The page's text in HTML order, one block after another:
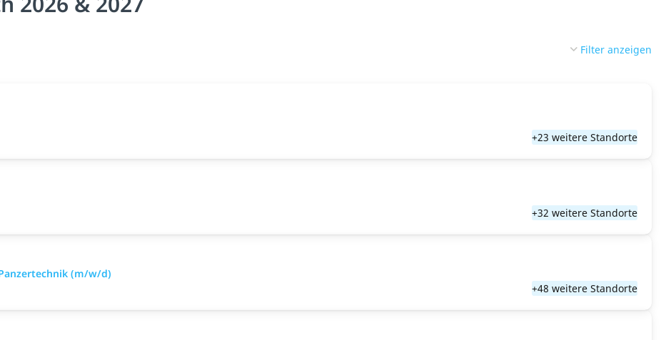
Filter anzeigen
+23 weitere Standorte
+32 weitere Standorte
(m/w/d)
+48 weitere Standorte